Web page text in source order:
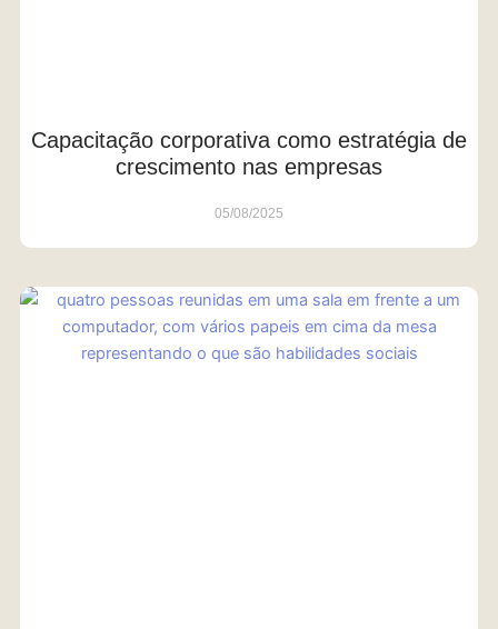
Capacitação corporativa como estratégia de
crescimento nas empresas
05/08/2025